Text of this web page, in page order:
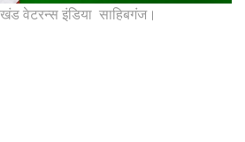
वेटरन्स इंडिया साहिबगंज।